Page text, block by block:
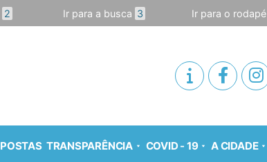
2 Ir para a busca 3 Ir para o rodapé
TRANSPARÊNCIA COVID - 19 A CIDADE